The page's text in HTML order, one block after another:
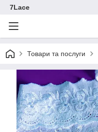
7Lace
Товари та послуги